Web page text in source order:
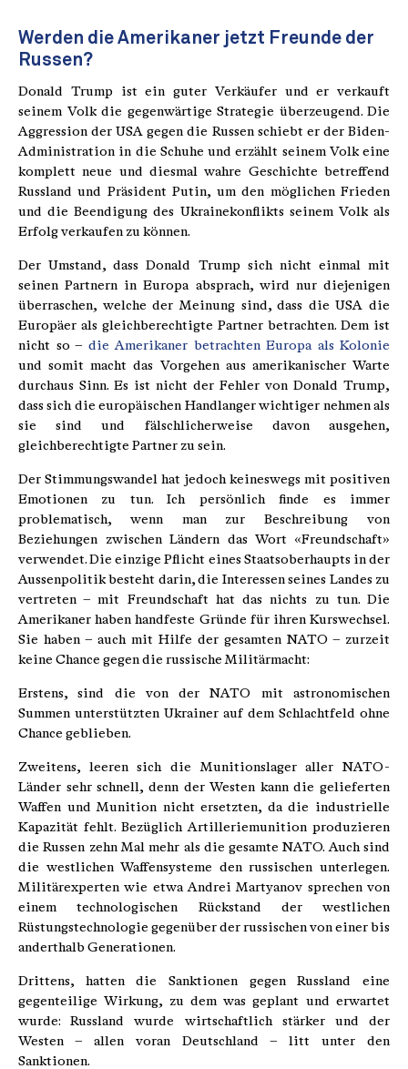
Werden die Amerikaner jetzt Freunde der
Russen?
Donald Trump ist ein guter Verkäufer und er verkauft
seinem Volk die gegenwärtige Strategie überzeugend. Die
Aggression der USA gegen die Russen schiebt er der Biden-
Administration in die Schuhe und erzählt seinem Volk eine
komplett neue und diesmal wahre Geschichte betreffend
Russland und Präsident Putin, um den möglichen Frieden
und die Beendigung des Ukrainekonflikts seinem Volk als
Erfolg verkaufen zu können.
Der Umstand, dass Donald Trump sich nicht einmal mit
seinen Partnern in Europa absprach, wird nur diejenigen
überraschen, welche der Meinung sind, dass die USA die
Europäer als gleichberechtigte Partner betrachten. Dem ist
nicht so – die Amerikaner betrachten Europa als Kolonie
und somit macht das Vorgehen aus amerikanischer Warte
durchaus Sinn. Es ist nicht der Fehler von Donald Trump,
dass sich die europäischen Handlanger wichtiger nehmen als
sie sind und fälschlicherweise davon ausgehen,
gleichberechtigte Partner zu sein.
Der Stimmungswandel hat jedoch keineswegs mit positiven
Emotionen zu tun. Ich persönlich finde es immer
problematisch, wenn man zur Beschreibung von
Beziehungen zwischen Ländern das Wort «Freundschaft»
verwendet. Die einzige Pflicht eines Staatsoberhaupts in der
Aussenpolitik besteht darin, die Interessen seines Landes zu
vertreten – mit Freundschaft hat das nichts zu tun. Die
Amerikaner haben handfeste Gründe für ihren Kurswechsel.
Sie haben – auch mit Hilfe der gesamten NATO – zurzeit
keine Chance gegen die russische Militärmacht:
Erstens, sind die von der NATO mit astronomischen
Summen unterstützten Ukrainer auf dem Schlachtfeld ohne
Chance geblieben.
Zweitens, leeren sich die Munitionslager aller NATO-
Länder sehr schnell, denn der Westen kann die gelieferten
Waffen und Munition nicht ersetzten, da die industrielle
Kapazität fehlt. Bezüglich Artilleriemunition produzieren
die Russen zehn Mal mehr als die gesamte NATO. Auch sind
die westlichen Waffensysteme den russischen unterlegen.
Militärexperten wie etwa Andrei Martyanov sprechen von
einem technologischen Rückstand der westlichen
Rüstungstechnologie gegenüber der russischen von einer bis
anderthalb Generationen.
Drittens, hatten die Sanktionen gegen Russland eine
gegenteilige Wirkung, zu dem was geplant und erwartet
wurde: Russland wurde wirtschaftlich stärker und der
Westen – allen voran Deutschland – litt unter den
Sanktionen.